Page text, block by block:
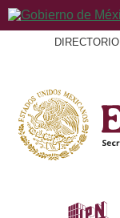
DIRECTORIO